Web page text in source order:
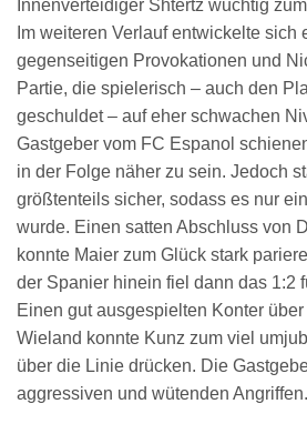
Innenverteidiger Shtertz wuchtig
Im weiteren Verlauf entwickelte sich
gegenseitigen Provokationen und
Partie, die spielerisch – auch den
geschuldet – auf eher schwachen
Gastgeber vom FC Espanol
in der Folge näher zu sein. Jedoch
größtenteils sicher, sodass es nur
wurde. Einen satten Abschluss von
konnte Maier zum Glück stark
der Spanier hinein fiel dann das 1:2
Einen gut ausgespielten Konter
Wieland konnte Kunz zum viel
über die Linie drücken. Die
aggressiven und wütenden Angriffen.